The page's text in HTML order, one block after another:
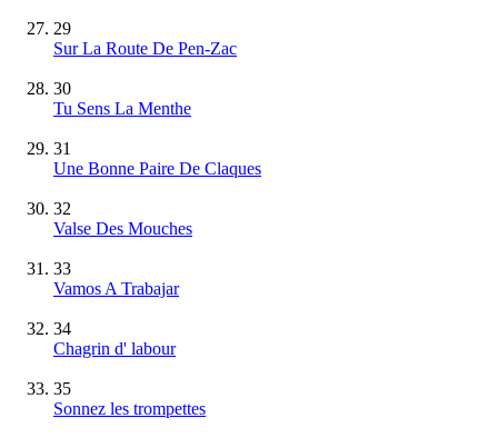
29
Sur La Route De Pen-Zac
30
Tu Sens La Menthe
31
Une Bonne Paire De Claques
32
Valse Des Mouches
33
Vamos A Trabajar
34
Chagrin d' labour
35
Sonnez les trompettes